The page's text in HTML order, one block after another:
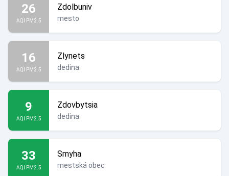
26
AQI PM2.5
Zdolbuniv
mesto
16
AQI PM2.5
Zlynets
dedina
9
AQI PM2.5
Zdovbytsia
dedina
33
AQI PM2.5
Smyha
mestská obec